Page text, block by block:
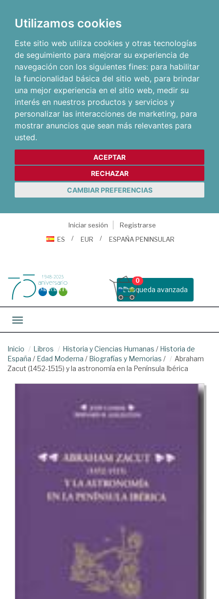
Utilizamos cookies
Este sitio web utiliza cookies y otras tecnologías
de seguimiento para mejorar su experiencia de
navegación con los siguientes fines: para habilitar
la funcionalidad básica del sitio web, para brindar
una mejor experiencia en el sitio web, medir su
interés en nuestros productos y servicios y
personalizar las interacciones de marketing, para
mostrar anuncios que sean más relevantes para
usted.
ACEPTAR
RECHAZAR
CAMBIAR PREFERENCIAS
Iniciar sesión
Registrarse
ES
EUR ESPAÑA PENINSULAR
Busqueda avanzada
0
Toggle navigation
Inicio Libros Historia y Ciencias Humanas / Historia de
España / Edad Moderna / Biografías y Memorias /
Abraham
Zacut (1452-1515) y la astronomía en la Península Ibérica